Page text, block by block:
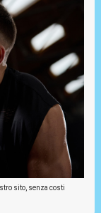
sito, senza costi